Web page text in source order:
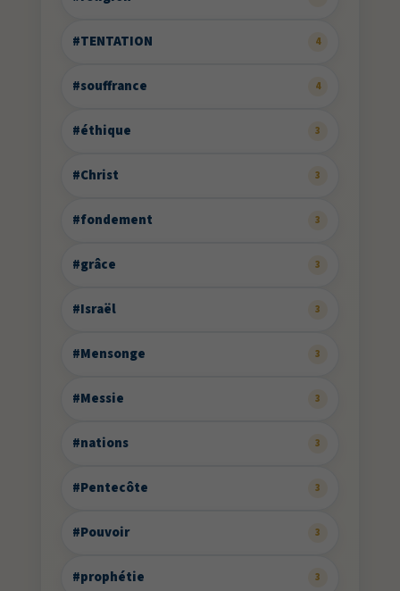
#TENTATION 4
#souffrance 4
#éthique 3
#Christ 3
#fondement 3
#grâce 3
#Israël 3
#Mensonge 3
#Messie 3
#nations 3
#Pentecôte 3
#Pouvoir 3
#prophétie 3